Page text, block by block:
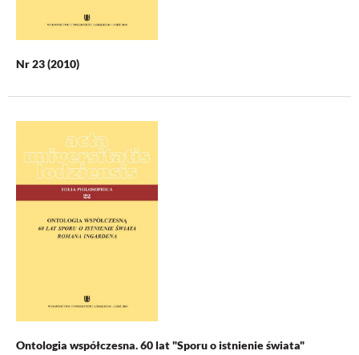
Nr 23 (2010)
Ontologia współczesna. 60 lat "Sporu o istnienie świata"